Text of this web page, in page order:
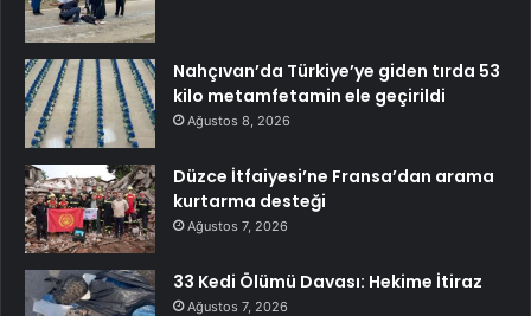
Nahçıvan’da Türkiye’ye giden tırda 53
kilo metamfetamin ele geçirildi
Ağustos 8, 2026
Düzce İtfaiyesi’ne Fransa’dan arama
kurtarma desteği
Ağustos 7, 2026
33 Kedi Ölümü Davası: Hekime İtiraz
Ağustos 7, 2026